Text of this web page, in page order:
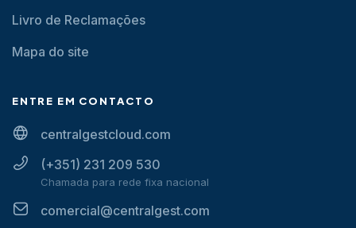
Livro de Reclamações
Mapa do site
ENTRE EM CONTACTO
centralgestcloud.com
(+351) 231 209 530
Chamada para rede fixa nacional
comercial@centralgest.com